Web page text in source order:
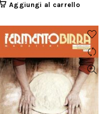
Aggiungi al carrello